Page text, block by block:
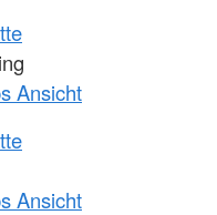
Ansicht
Ansicht